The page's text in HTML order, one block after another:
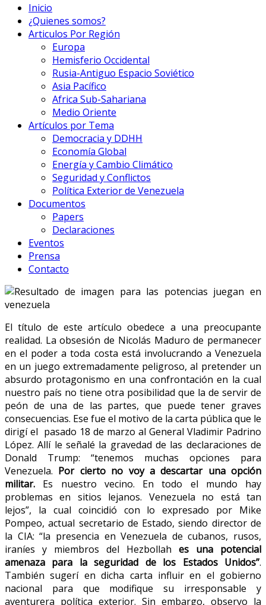
Inicio
¿Quienes somos?
Articulos Por Región
Europa
Hemisferio Occidental
Rusia-Antiguo Espacio Soviético
Asia Pacífico
Africa Sub-Sahariana
Medio Oriente
Artículos por Tema
Democracia y DDHH
Economía Global
Energía y Cambio Climático
Seguridad y Conflictos
Política Exterior de Venezuela
Documentos
Papers
Declaraciones
Eventos
Prensa
Contacto
El título de este artículo obedece a una preocupante
realidad. La obsesión de Nicolás Maduro de permanecer
en el poder a toda costa está involucrando a Venezuela
en un juego extremadamente peligroso, al pretender un
absurdo protagonismo en una confrontación en la cual
nuestro país no tiene otra posibilidad que la de servir de
peón de una de las partes, que puede tener graves
consecuencias. Ese fue el motivo de la carta pública que le
dirigí el pasado 18 de marzo al General Vladimir Padrino
López. Allí le señalé la gravedad de las declaraciones de
Donald Trump: “tenemos muchas opciones para
Venezuela. Por cierto no voy a descartar una opción
militar. Es nuestro vecino. En todo el mundo hay
problemas en sitios lejanos. Venezuela no está tan
lejos”, la cual coincidió con lo expresado por Mike
Pompeo, actual secretario de Estado, siendo director de
la CIA: “la presencia en Venezuela de cubanos, rusos,
iraníes y miembros del Hezbollah es una potencial
amenaza para la seguridad de los Estados Unidos”.
También sugerí en dicha carta influir en el gobierno
nacional para que modifique su irresponsable y
aventurera política exterior. Sin embargo, observo la